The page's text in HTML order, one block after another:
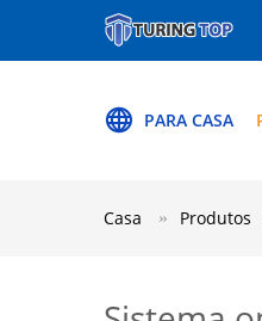
PARA CASA
Casa Produtos